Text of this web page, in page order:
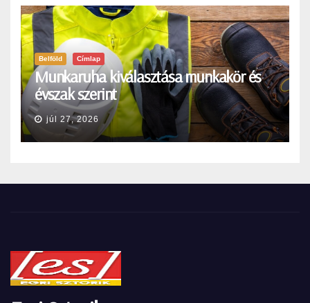
Belföld Címlap
Munkaruha kiválasztása munkakör és
évszak szerint
júl 27, 2026